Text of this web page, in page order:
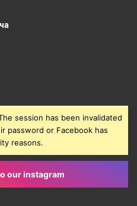
session has been invalidated
password or Facebook has
reasons.
our instagram